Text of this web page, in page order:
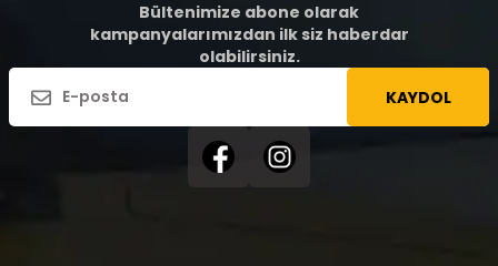
Bültenimize abone olarak
kampanyalarımızdan ilk siz haberdar
olabilirsiniz.
KAYDOL